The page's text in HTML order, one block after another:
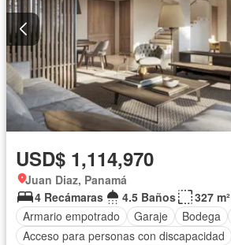
USD$ 1,114,970
Juan Diaz, Panamá
4 Recámaras
4.5 Baños
327 m²
Armario empotrado
Garaje Bodega
Acceso para personas con discapacidad